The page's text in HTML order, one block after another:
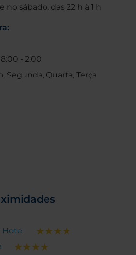
no sábado, das 22 h à 1 h
- 2:00
Segunda, Quarta, Terça
Hotel